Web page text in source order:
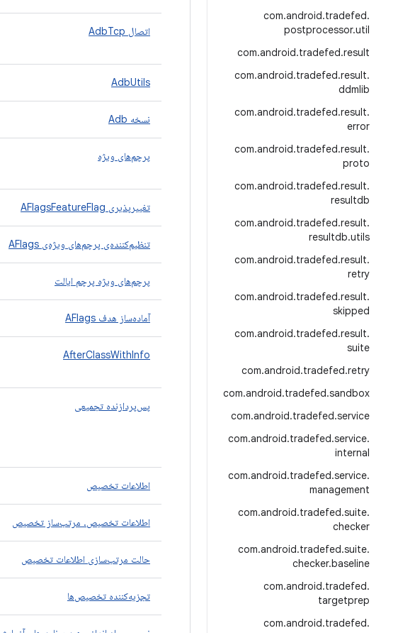
com.android.tradefed.
postprocessor.util
com.android.tradefed.result
com.android.tradefed.result.
ddmlib
com.android.tradefed.result.
error
com.android.tradefed.result.
proto
com.android.tradefed.result.
resultdb
com.android.tradefed.result.
resultdb.utils
com.android.tradefed.result.
retry
com.android.tradefed.result.
skipped
com.android.tradefed.result.
suite
com.android.tradefed.retry
com.android.tradefed.sandbox
com.android.tradefed.service
com.android.tradefed.service.
internal
com.android.tradefed.service.
management
com.android.tradefed.suite.
checker
com.android.tradefed.suite.
checker.baseline
com.android.tradefed.
targetprep
com.android.tradefed.
اتصال AdbTcp
AdbUtils
نسخه Adb
پرچم‌های ویژه
تغییرپذیری AFlagsFeatureFlag
تنظیم‌کننده‌ی پرچم‌های ویژه‌ی AFlags
پرچم‌های ویژه پرچم ایالت
آماده‌ساز هدف AFlags
AfterClassWithInfo
پس‌پردازنده تجمیعی
اطلاعات تخصیص
اطلاعات تخصیص. مرتب‌ساز تخصیص
حالت مرتب‌سازی اطلاعات تخصیص
تجزیه‌کننده تخصیص‌ها